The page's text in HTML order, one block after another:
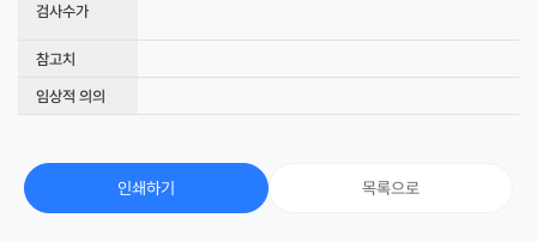
검사수가
참고치
임상적 의의
인쇄하기 목록으로